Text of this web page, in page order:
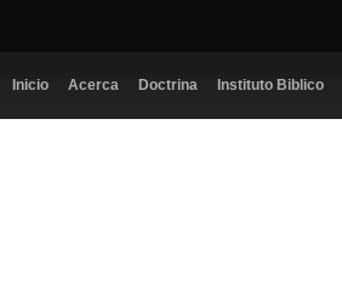
Inicio Acerca Doctrina Instituto Biblico